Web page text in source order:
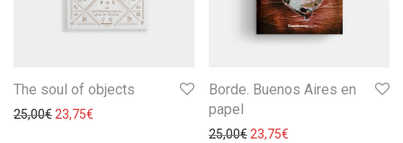
The soul of objects
25,00€23,75€
Borde. Buenos Aires en
papel
25,00€23,75€